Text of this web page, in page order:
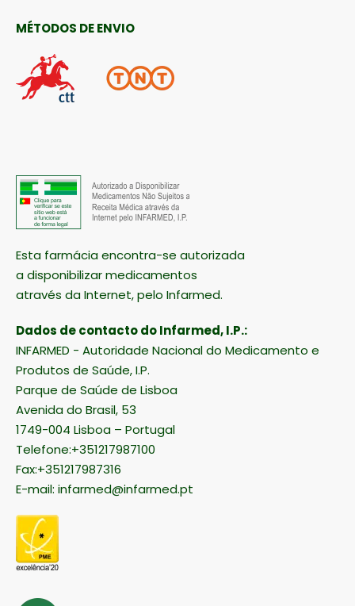
MÉTODOS DE ENVIO
Esta farmácia encontra-se autorizada
a disponibilizar medicamentos
através da Internet, pelo Infarmed.
Dados de contacto do Infarmed, I.P.:
INFARMED - Autoridade Nacional do Medicamento e
Produtos de Saúde, I.P.
Parque de Saúde de Lisboa
Avenida do Brasil, 53
1749-004 Lisboa – Portugal
Telefone:+351217987100
Fax:+351217987316
E-mail: infarmed@infarmed.pt